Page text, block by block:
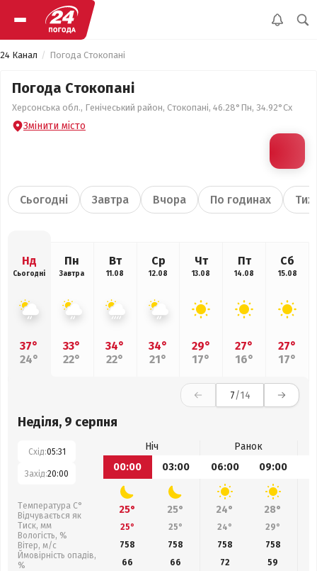
24 Канал Погода Стокопані
Погода Стокопані
Херсонська обл., Генічеський район, Стокопані, 46.28°Пн, 34.92°Сх
Змінити місто
Сьогодні Завтра Вчора По годинах
Нд
Сьогодні
37°
24°
Пн
Завтра
33°
22°
Вт
11.08
34°
22°
Ср
12.08
34°
21°
Чт
13.08
29°
17°
Пт
14.08
27°
16°
Сб
15.08
27°
17°
7/14
Неділя, 9 серпня
Схід:05:31
Захід:20:00
Температура С°
Відчувається як
Тиск, мм
Вологість, %
Вітер, м/с
Ймовірність опадів,
%
Ніч
Ранок
00:00
03:00 06:00 09:00
25° 25° 24° 28°
25° 25° 24° 29°
758
758 758 758
66
66 72 59